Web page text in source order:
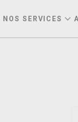
NOS SERVICES expand_more